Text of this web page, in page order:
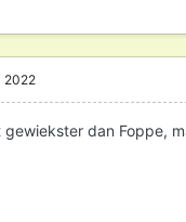
2022
gewiekster dan Foppe,